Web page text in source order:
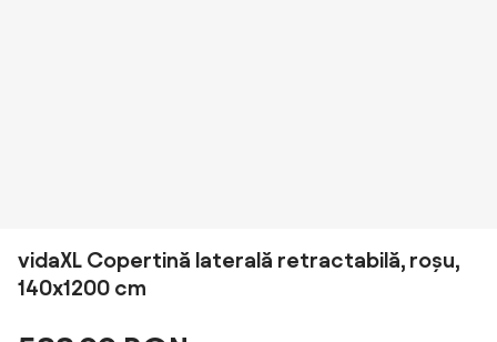
vidaXL Copertină laterală retractabilă, roșu,
140x1200 cm